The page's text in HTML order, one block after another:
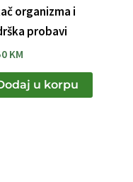
organizma i
probavi
KM
u korpu